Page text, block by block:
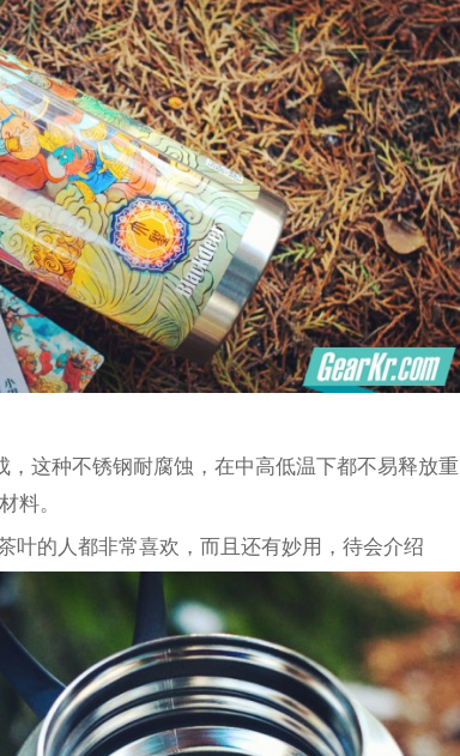
这种不锈钢耐腐蚀，在中高低温下都不易释放重
料。
叶的人都非常喜欢，而且还有妙用，待会介绍